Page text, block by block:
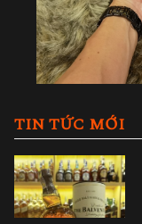
TIN TỨC MỚI